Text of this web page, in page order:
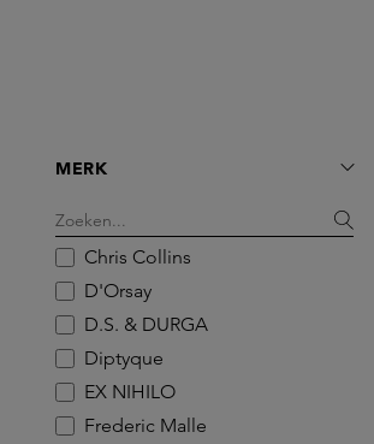
MERK
Chris Collins
D'Orsay
D.S. & DURGA
Diptyque
EX NIHILO
Frederic Malle